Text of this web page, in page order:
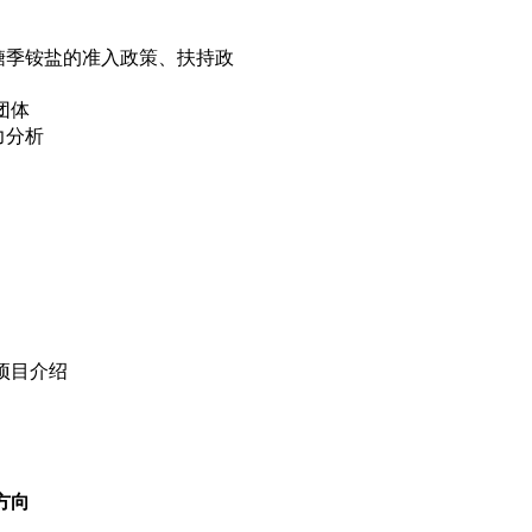
盐的准入政策、扶持政
体
析
介绍
向